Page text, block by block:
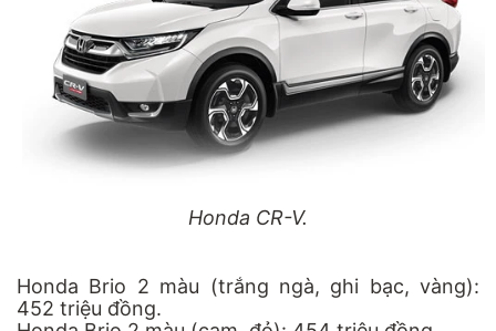
Honda CR-V.
Honda Brio 2 màu (trắng ngà, ghi bạc, vàng):
452 triệu đồng.